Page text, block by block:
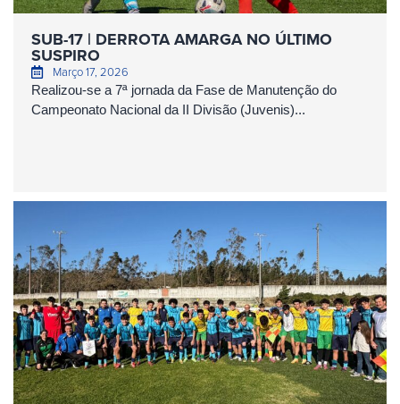
SUB-17 | DERROTA AMARGA NO ÚLTIMO
SUSPIRO
Março 17, 2026
Realizou-se a 7ª jornada da Fase de Manutenção do
Campeonato Nacional da II Divisão (Juvenis)...